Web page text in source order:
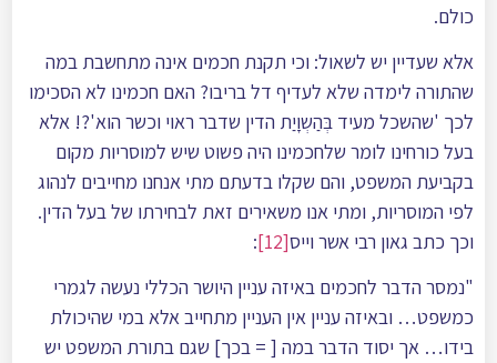
כולם.
אלא שעדיין יש לשאול: וכי תקנת חכמים אינה מתחשבת במה
שהתורה לימדה שלא לעדיף דל בריבו? האם חכמינו לא הסכימו
לכך 'שהשכל מעיד בְּהַשְוָיַת הדין שדבר ראוי וכשר הוא'?! אלא
בעל כורחינו לומר שלחכמינו היה פשוט שיש למוסריות מקום
בקביעת המשפט, והם שקלו בדעתם מתי אנחנו מחייבים לנהוג
לפי המוסריות, ומתי אנו משאירים זאת לבחירתו של בעל הדין.
וכך כתב גאון רבי אשר וייס[12]
:
"נמסר הדבר לחכמים באיזה עניין היושר הכללי נעשה לגמרי
כמשפט… ובאיזה עניין אין העניין מתחייב אלא במי שהיכולת
בידו… אך יסוד הדבר במה [ = בכך] שגם בתורת המשפט יש